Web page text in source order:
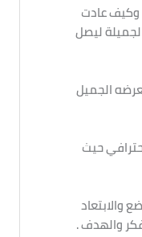
وكيف عادت
ليصل
الجميل
حيث
والابتعاد
والهدف .